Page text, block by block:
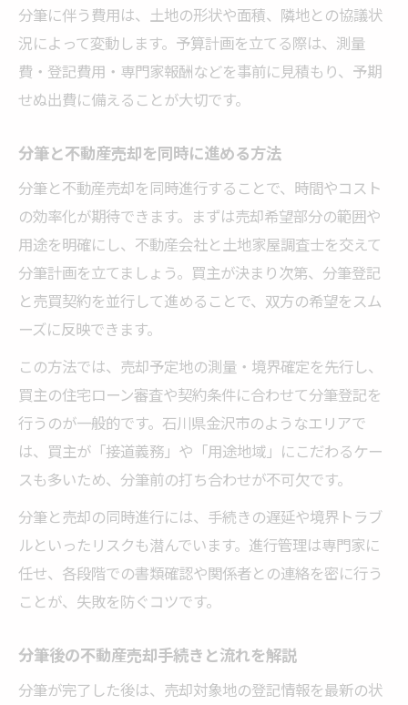
分筆に伴う費用は、土地の形状や面積、隣地との協議状
況によって変動します。予算計画を立てる際は、測量
費・登記費用・専門家報酬などを事前に見積もり、予期
せぬ出費に備えることが大切です。
分筆と不動産売却を同時に進める方法
分筆と不動産売却を同時進行することで、時間やコスト
の効率化が期待できます。まずは売却希望部分の範囲や
用途を明確にし、不動産会社と土地家屋調査士を交えて
分筆計画を立てましょう。買主が決まり次第、分筆登記
と売買契約を並行して進めることで、双方の希望をスム
ーズに反映できます。
この方法では、売却予定地の測量・境界確定を先行し、
買主の住宅ローン審査や契約条件に合わせて分筆登記を
行うのが一般的です。石川県金沢市のようなエリアで
は、買主が「接道義務」や「用途地域」にこだわるケー
スも多いため、分筆前の打ち合わせが不可欠です。
分筆と売却の同時進行には、手続きの遅延や境界トラブ
ルといったリスクも潜んでいます。進行管理は専門家に
任せ、各段階での書類確認や関係者との連絡を密に行う
ことが、失敗を防ぐコツです。
分筆後の不動産売却手続きと流れを解説
分筆が完了した後は、売却対象地の登記情報を最新の状